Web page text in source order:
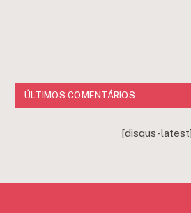
ÚLTIMOS COMENTÁRIOS
[disqus-latest]